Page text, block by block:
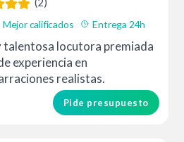
(2)
Mejor calificados Entrega 24h
talentosa locutora premiada
experiencia en
realistas.
Pide presupuesto